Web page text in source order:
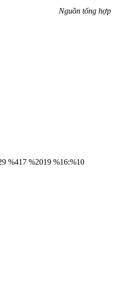
Nguồn tổng hợp
%417 %2019 %16:%10